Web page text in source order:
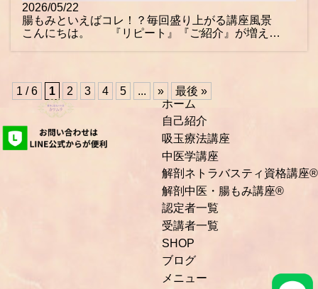
2026/05/22
腸もみといえばコレ！？毎回盛り上がる講座風景
こんにちは。 『リピート』『ご紹介』が増え…
1 / 6 1 2 3 4 5 ... »
最後 »
ホーム
自己紹介
吸玉療法講座
中医学講座
解剖ネトラバスティ資格講座®
解剖中医・腸もみ講座®
認定者一覧
受講者一覧
SHOP
ブログ
メニュー